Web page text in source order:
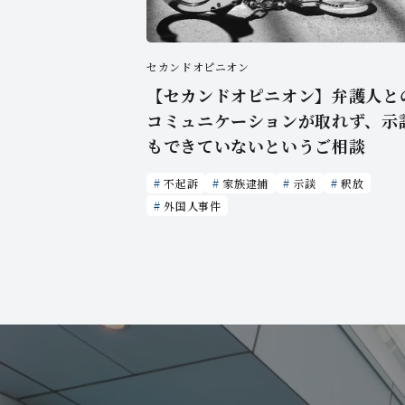
セカンドオピニオン
【セカンドオピニオン】弁護人と
コミュニケーションが取れず、示
もできていないというご相談
不起訴 家族逮捕 示談
釈放
外国人事件